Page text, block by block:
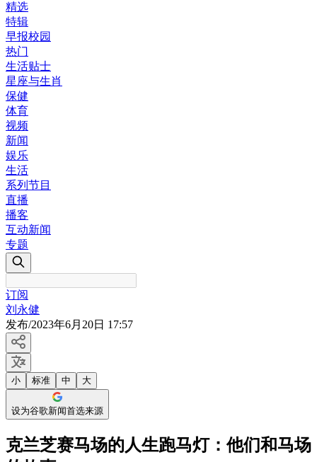
精选
特辑
早报校园
热门
生活贴士
星座与生肖
保健
体育
视频
新闻
娱乐
生活
系列节目
直播
播客
互动新闻
专题
订阅
刘永健
发布/2023年6月20日 17:57
小 标准 中 大
设为谷歌新闻首选来源
克兰芝赛马场的人生跑马灯：他们和马场